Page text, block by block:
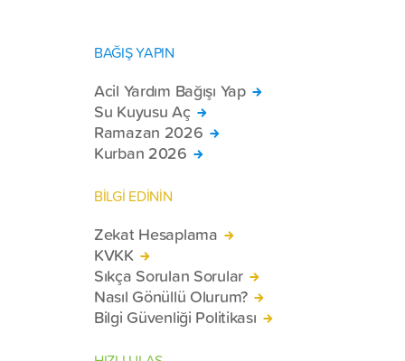
BAĞIŞ YAPIN
Acil Yardım Bağışı Yap
Su Kuyusu Aç
Ramazan 2026
Kurban 2026
BİLGİ EDİNİN
Zekat Hesaplama
KVKK
Sıkça Sorulan Sorular
Nasıl Gönüllü Olurum?
Bilgi Güvenliği Politikası